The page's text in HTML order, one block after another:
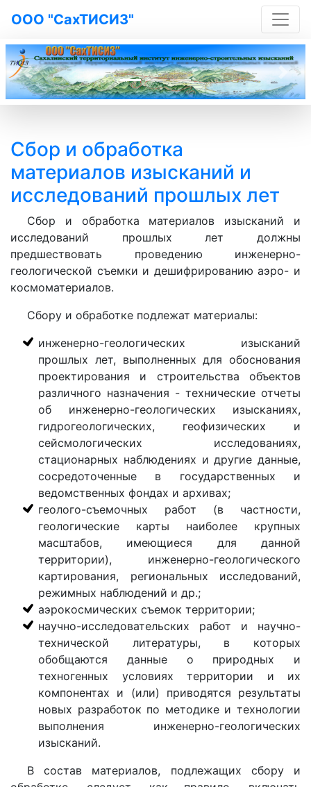
ООО "СахТИСИЗ"
Previous Next
Сбор и обработка
материалов изысканий и
исследований прошлых лет
Сбор и обработка материалов изысканий и
исследований прошлых лет должны
предшествовать проведению инженерно-
геологической съемки и дешифрированию аэро- и
космоматериалов.
Сбору и обработке подлежат материалы:
инженерно-геологических изысканий
прошлых лет, выполненных для обоснования
проектирования и строительства объектов
различного назначения - технические отчеты
об инженерно-геологических изысканиях,
гидрогеологических, геофизических и
сейсмологических исследованиях,
стационарных наблюдениях и другие данные,
сосредоточенные в государственных и
ведомственных фондах и архивах;
геолого-съемочных работ (в частности,
геологические карты наиболее крупных
масштабов, имеющиеся для данной
территории), инженерно-геологического
картирования, региональных исследований,
режимных наблюдений и др.;
аэрокосмических съемок территории;
научно-исследовательских работ и научно-
технической литературы, в которых
обобщаются данные о природных и
техногенных условиях территории и их
компонентах и (или) приводятся результаты
новых разработок по методике и технологии
выполнения инженерно-геологических
изысканий.
В состав материалов, подлежащих сбору и